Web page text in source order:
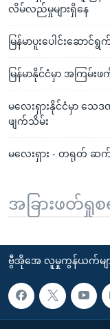
လိမ်လည်မှုများရှိနေ
မြန်မာပူးပေါင်းဆော
မြန်မာနိုင်ငံမှာ အကြ
မလေးရှားနိုင်ငံမှာ သေ
ဖျက်သိမ်း
မလေးရှား - တရုတ် ဆက်
အခြားဖတ်ရှုစရ
ဗွီအိုအေ လူမှုကွန်ယက်မျာ